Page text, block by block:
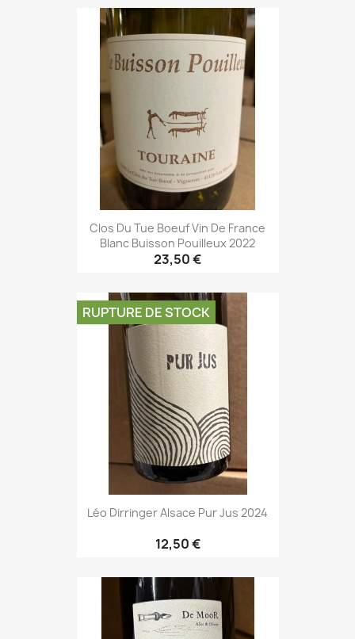
Clos Du Tue Boeuf Vin De France
Blanc Buisson Pouilleux 2022
23,50 €
Léo Dirringer Alsace Pur Jus 2024
12,50 €
RUPTURE DE STOCK